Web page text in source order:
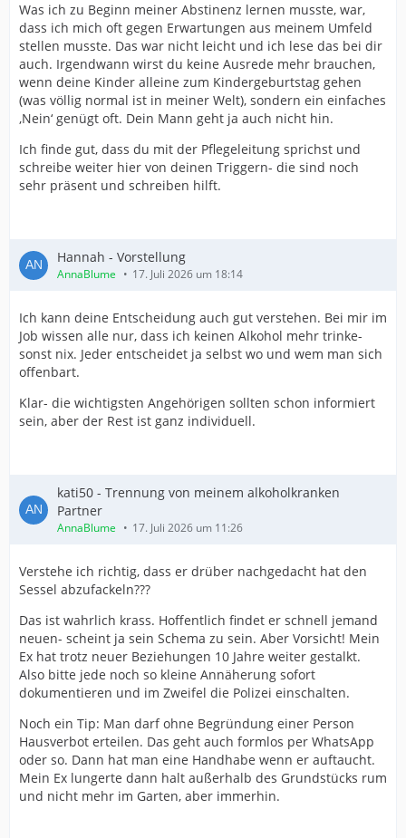
Was ich zu Beginn meiner Abstinenz lernen musste, war,
dass ich mich oft gegen Erwartungen aus meinem Umfeld
stellen musste. Das war nicht leicht und ich lese das bei dir
auch. Irgendwann wirst du keine Ausrede mehr brauchen,
wenn deine Kinder alleine zum Kindergeburtstag gehen
(was völlig normal ist in meiner Welt), sondern ein einfaches
‚Nein‘ genügt oft. Dein Mann geht ja auch nicht hin.
Ich finde gut, dass du mit der Pflegeleitung sprichst und
schreibe weiter hier von deinen Triggern- die sind noch
sehr präsent und schreiben hilft.
Hannah - Vorstellung
AnnaBlume 17. Juli 2026 um 18:14
Ich kann deine Entscheidung auch gut verstehen. Bei mir im
Job wissen alle nur, dass ich keinen Alkohol mehr trinke-
sonst nix. Jeder entscheidet ja selbst wo und wem man sich
offenbart.
Klar- die wichtigsten Angehörigen sollten schon informiert
sein, aber der Rest ist ganz individuell.
kati50 - Trennung von meinem alkoholkranken
Partner
AnnaBlume 17. Juli 2026 um 11:26
Verstehe ich richtig, dass er drüber nachgedacht hat den
Sessel abzufackeln???
Das ist wahrlich krass. Hoffentlich findet er schnell jemand
neuen- scheint ja sein Schema zu sein. Aber Vorsicht! Mein
Ex hat trotz neuer Beziehungen 10 Jahre weiter gestalkt.
Also bitte jede noch so kleine Annäherung sofort
dokumentieren und im Zweifel die Polizei einschalten.
Noch ein Tip: Man darf ohne Begründung einer Person
Hausverbot erteilen. Das geht auch formlos per WhatsApp
oder so. Dann hat man eine Handhabe wenn er auftaucht.
Mein Ex lungerte dann halt außerhalb des Grundstücks rum
und nicht mehr im Garten, aber immerhin.